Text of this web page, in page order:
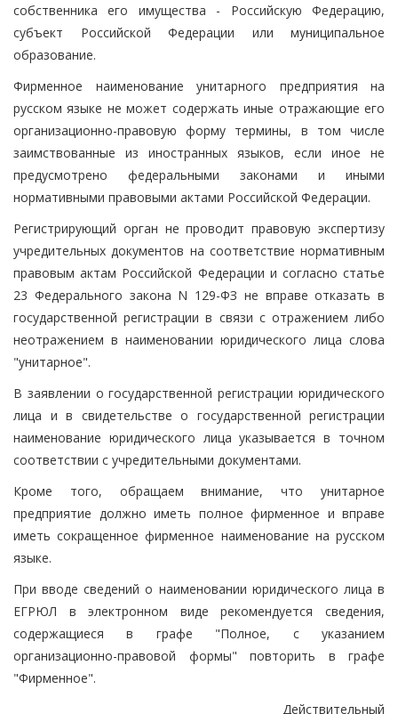
собственника его имущества - Российскую Федерацию,
субъект Российской Федерации или муниципальное
образование.
Фирменное наименование унитарного предприятия на
русском языке не может содержать иные отражающие его
организационно-правовую форму термины, в том числе
заимствованные из иностранных языков, если иное не
предусмотрено федеральными законами и иными
нормативными правовыми актами Российской Федерации.
Регистрирующий орган не проводит правовую экспертизу
учредительных документов на соответствие нормативным
правовым актам Российской Федерации и согласно статье
23 Федерального закона N 129-ФЗ не вправе отказать в
государственной регистрации в связи с отражением либо
неотражением в наименовании юридического лица слова
"унитарное".
В заявлении о государственной регистрации юридического
лица и в свидетельстве о государственной регистрации
наименование юридического лица указывается в точном
соответствии с учредительными документами.
Кроме того, обращаем внимание, что унитарное
предприятие должно иметь полное фирменное и вправе
иметь сокращенное фирменное наименование на русском
языке.
При вводе сведений о наименовании юридического лица в
ЕГРЮЛ в электронном виде рекомендуется сведения,
содержащиеся в графе "Полное, с указанием
организационно-правовой формы" повторить в графе
"Фирменное".
Действительный